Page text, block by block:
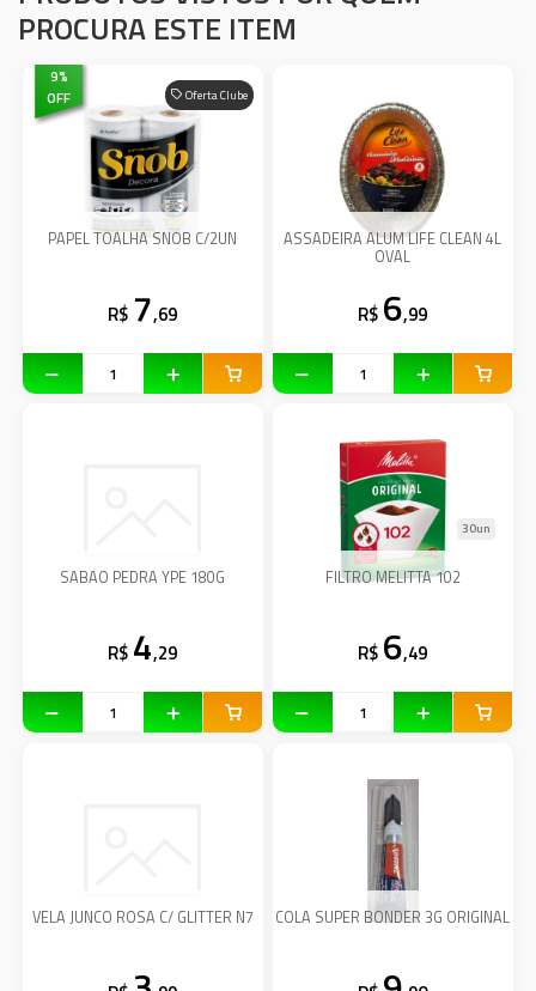
PROCURA ESTE ITEM
Oferta Clube
9%
OFF
PAPEL TOALHA SNOB C/2UN
R$ 7,69
ASSADEIRA ALUM LIFE CLEAN 4L
OVAL
R$ 6,99
SABAO PEDRA YPE 180G
R$ 4,29
FILTRO MELITTA 102
30un
R$ 6,49
VELA JUNCO ROSA C/ GLITTER N7 COLA SUPER BONDER 3G ORIGINAL